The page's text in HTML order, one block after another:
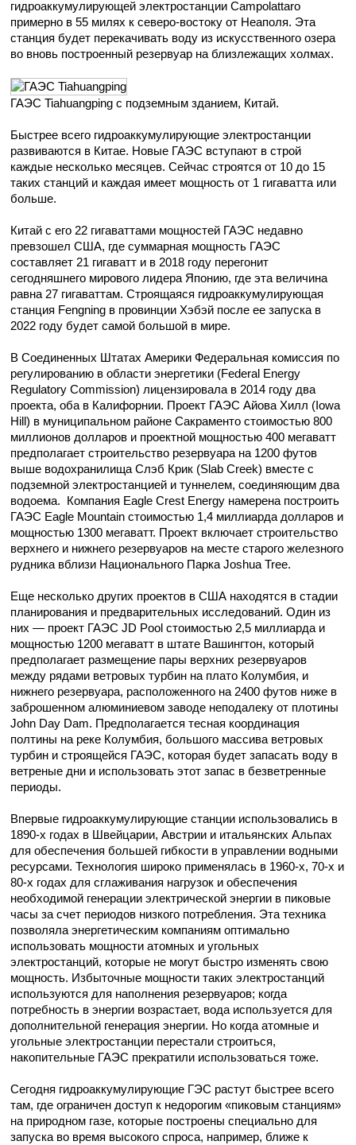
гидроаккумулирующей электростанции Campolattaro
примерно в 55 милях к северо-востоку от Неаполя. Эта
станция будет перекачивать воду из искусственного озера
во вновь построенный резервуар на близлежащих холмах.
ГАЭС Tiahuangping с подземным зданием, Китай.
Быстрее всего гидроаккумулирующие электростанции
развиваются в Китае. Новые ГАЭС вступают в строй
каждые несколько месяцев. Сейчас строятся от 10 до 15
таких станций и каждая имеет мощность от 1 гигаватта или
больше.
Китай с его 22 гигаваттами мощностей ГАЭС недавно
превзошел США, где суммарная мощность ГАЭС
составляет 21 гигаватт и в 2018 году перегонит
сегодняшнего мирового лидера Японию, где эта величина
равна 27 гигаваттам. Строящаяся гидроаккумулирующая
станция Fengning в провинции Хэбэй после ее запуска в
2022 году будет самой большой в мире.
В Соединенных Штатах Америки Федеральная комиссия по
регулированию в области энергетики (Federal Energy
Regulatory Commission) лицензировала в 2014 году два
проекта, оба в Калифорнии. Проект ГАЭС Айова Хилл (Iowa
Hill) в муниципальном районе Сакраменто стоимостью 800
миллионов долларов и проектной мощностью 400 мегаватт
предполагает строительство резервуара на 1200 футов
выше водохранилища Слэб Крик (Slab Creek) вместе с
подземной электростанцией и туннелем, соединяющим два
водоема. Компания Eagle Crest Energy намерена построить
ГАЭС Eagle Mountain стоимостью 1,4 миллиарда долларов и
мощностью 1300 мегаватт. Проект включает строительство
верхнего и нижнего резервуаров на местестарого железного
рудника вблизи Национального Парка Joshua Tree.
Еще несколько других проектов в США находятся в стадии
планирования и предварительных исследований. Один из
них — проект ГАЭС JD Pool стоимостью 2,5 миллиарда и
мощностью 1200 мегаватт в штате Вашингтон, который
предполагает размещение пары верхних резервуаров
между рядами ветровых турбин на плато Колумбия, и
нижнего резервуара, расположенного на 2400 футов ниже в
заброшенном алюминиевом заводе неподалеку от плотины
John Day Dam. Предполагается тесная координация
полтины на реке Колумбия, большого массива ветровых
турбин и строящейся ГАЭС, которая будет запасать воду в
ветреные дни и использовать этот запас в безветренные
периоды.
Впервые гидроаккумулирующие станции использовались в
1890-х годах в Швейцарии, Австрии и итальянских Альпах
для обеспечения большей гибкости в управлении водными
ресурсами. Технология широко применялась в 1960-х, 70-х и
80-х годах для сглаживания нагрузок и обеспечения
необходимой генерации электрической энергии в пиковые
часы за счет периодов низкого потребления. Эта техника
позволяла энергетическим компаниям оптимально
использовать мощности атомных и угольных
электростанций, которые не могут быстро изменять свою
мощность. Избыточные мощности таких электростанций
используются для наполнения резервуаров; когда
потребность в энергии возрастает, вода используется для
дополнительной генерация энергии. Но когда атомные и
угольные электростанции перестали строиться,
накопительные ГАЭС прекратили использоваться тоже.
Сегодня гидроаккумулирующие ГЭС растут быстрее всего
там, гдеограничен доступ к недорогим «пиковым станциям»
на природном газе, которые построены специально для
запуска во время высокого спроса, например,ближе к